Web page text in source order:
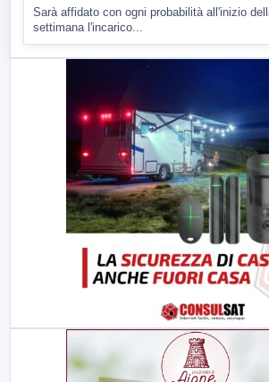
Sarà affidato con ogni probabilità all'inizio
settimana l'incarico...